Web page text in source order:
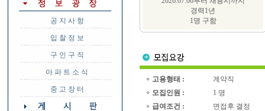
공 지 사 항
입 찰 정 보
구 인 구 직
아 파 트 소 식
중 고 장 터
경력1년
1명 구함
고용형태 :
계약직
모집인원 :
1 명
급여조건 :
면접후 결정